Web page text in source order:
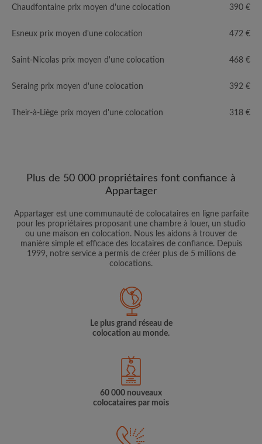
Chaudfontaine prix moyen d'une colocation 390 €
Esneux prix moyen d'une colocation 472 €
Saint-Nicolas prix moyen d'une colocation 468 €
Seraing prix moyen d'une colocation 392 €
Their-à-Liège prix moyen d'une colocation 318 €
Plus de 50 000 propriétaires font confiance à
Appartager
Appartager est une communauté de colocataires en ligne parfaite
pour les propriétaires proposant une chambre à louer, un studio
ou une maison en colocation. Nous les aidons à trouver de
manière simple et efficace des locataires de confiance. Depuis
1999, notre service a permis de créer plus de 5 millions de
colocations.
Le plus grand réseau de
colocation au monde.
60 000 nouveaux
colocataires par mois